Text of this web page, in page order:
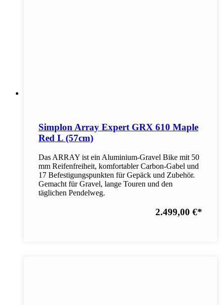
Simplon Array Expert GRX 610 Maple
Red L (57cm)
Das ARRAY ist ein Aluminium-Gravel Bike mit 50
mm Reifenfreiheit, komfortabler Carbon-Gabel und
17 Befestigungspunkten für Gepäck und Zubehör.
Gemacht für Gravel, lange Touren und den
täglichen Pendelweg.
2.499,00 €*